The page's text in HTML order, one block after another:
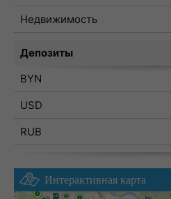
Недвижимость
Депозиты
BYN
USD
RUB
Интерактивная карта